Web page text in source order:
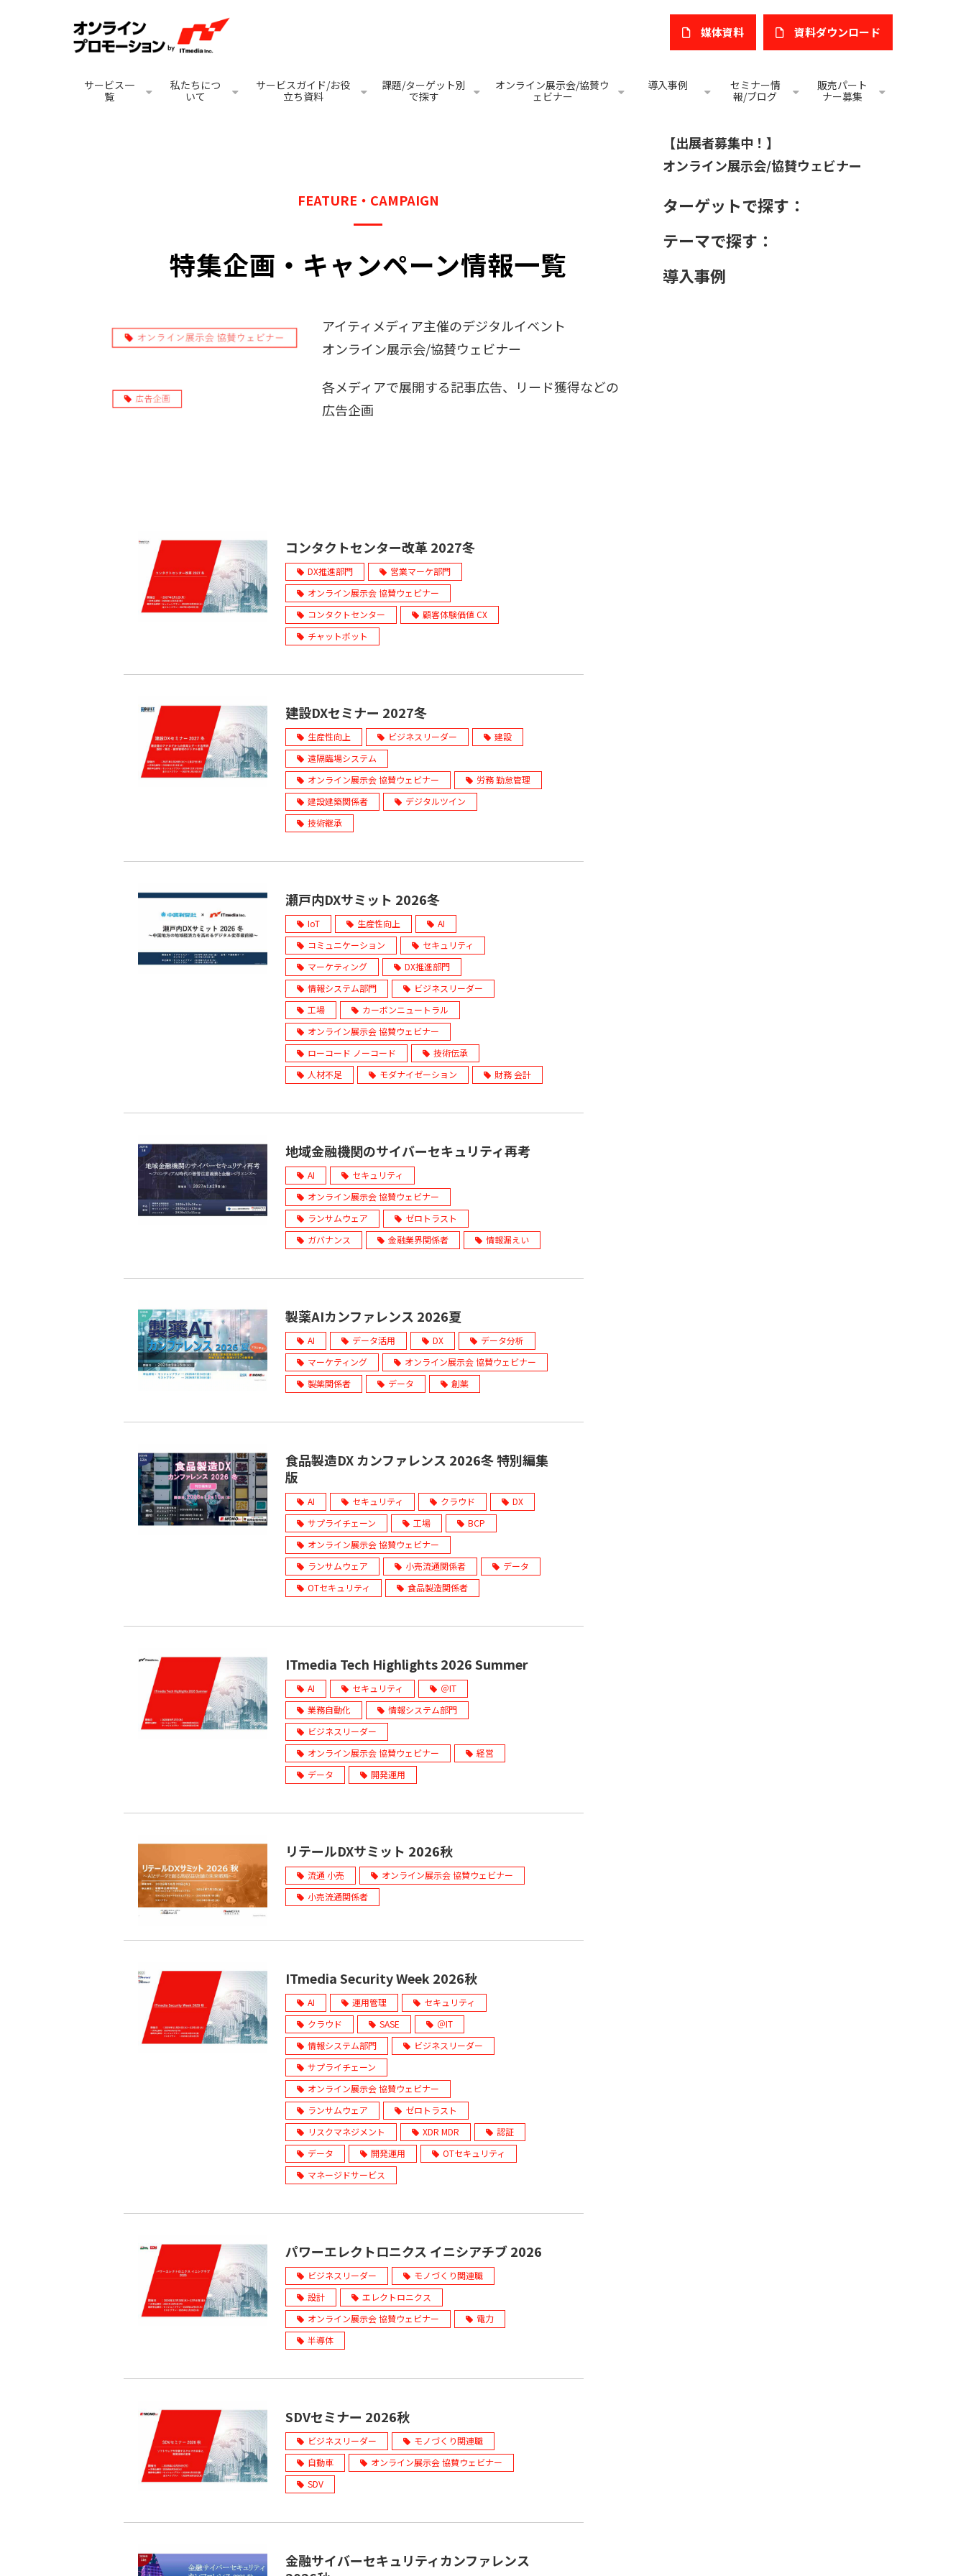
媒体資料 ​資料ダウンロード
サービス一
覧
私たちにつ
いて
サービスガイド/お役
立ち資料
課題/ターゲット別
で探す
オンライン展示会/協賛ウ
ェビナー
導入事例
セミナー情
報/ブログ
販売パート
ナー募集
FEATURE・CAMPAIGN
特集企画・キャンペーン情報一覧
アイティメディア主催のデジタルイベント
オンライン展示会/協賛ウェビナー
各メディアで展開する記事広告、リード獲得などの
広告企画
コンタクトセンター改革 2027冬
DX推進部門
営業マーケ部門
オンライン展示会 協賛ウェビナー
コンタクトセンター
顧客体験価値 CX
チャットボット
建設DXセミナー 2027冬
生産性向上 ビジネスリーダー
建設
遠隔臨場システム
オンライン展示会 協賛ウェビナー
労務 勤怠管理
建設建築関係者
デジタルツイン
技術継承
瀬戸内DXサミット 2026冬
IoT 生産性向上
AI
コミュニケーション
セキュリティ
マーケティング
DX推進部門
情報システム部門
ビジネスリーダー
工場
カーボンニュートラル
オンライン展示会 協賛ウェビナー
ローコード ノーコード
技術伝承
人材不足
モダナイゼーション 財務 会計
地域金融機関のサイバーセキュリティ再考
AI
セキュリティ
オンライン展示会 協賛ウェビナー
ランサムウェア
ゼロトラスト
ガバナンス
金融業界関係者 情報漏えい
製薬AIカンファレンス 2026夏
AI データ活用 DX
データ分析
マーケティング
オンライン展示会 協賛ウェビナー
製薬関係者
データ 創薬
食品製造DX カンファレンス 2026冬 特別編集
版
AI セキュリティ クラウド
DX
サプライチェーン
工場
BCP
オンライン展示会 協賛ウェビナー
ランサムウェア
小売流通関係者
データ
OTセキュリティ
食品製造関係者
ITmedia Tech Highlights 2026 Summer
AI セキュリティ
＠IT
業務自動化
情報システム部門
ビジネスリーダー
オンライン展示会 協賛ウェビナー
経営
データ
開発運用
リテールDXサミット 2026秋
流通 小売
オンライン展示会 協賛ウェビナー
小売流通関係者
ITmedia Security Week 2026秋
AI 運用管理
セキュリティ
クラウド
SASE
＠IT
情報システム部門
ビジネスリーダー
サプライチェーン
オンライン展示会 協賛ウェビナー
ランサムウェア
ゼロトラスト
リスクマネジメント
XDR MDR
認証
データ
開発運用
OTセキュリティ
マネージドサービス
パワーエレクトロニクス イニシアチブ 2026
ビジネスリーダー
モノづくり関連職
設計
エレクトロニクス
オンライン展示会 協賛ウェビナー
電力
半導体
SDVセミナー 2026秋
ビジネスリーダー
モノづくり関連職
自動車
オンライン展示会 協賛ウェビナー
SDV
金融サイバーセキュリティカンファレンス
【出展者募集中！】
オンライン展示会/協賛ウェビナー
ターゲットで探す：
テーマで探す：
導入事例